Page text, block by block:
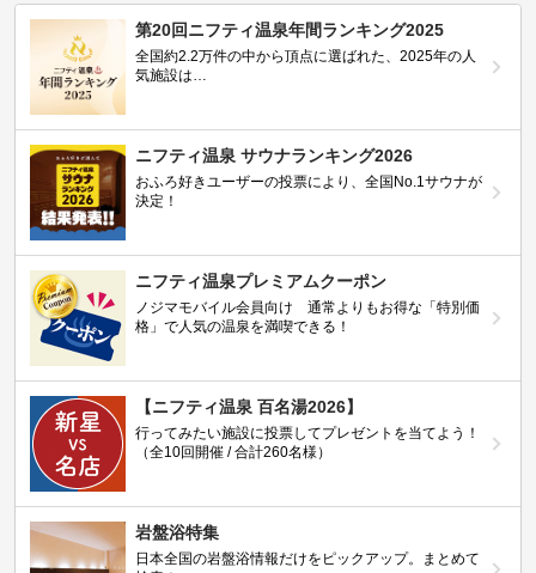
第20回ニフティ温泉年間ランキング2025
全国約2.2万件の中から頂点に選ばれた、2025年の人
気施設は…
ニフティ温泉 サウナランキング2026
おふろ好きユーザーの投票により、全国No.1サウナが
決定！
ニフティ温泉プレミアムクーポン
ノジマモバイル会員向け 通常よりもお得な「特別価
格」で人気の温泉を満喫できる！
【ニフティ温泉 百名湯2026】
行ってみたい施設に投票してプレゼントを当てよう！
（全10回開催 / 合計260名様）
岩盤浴特集
日本全国の岩盤浴情報だけをピックアップ。まとめて